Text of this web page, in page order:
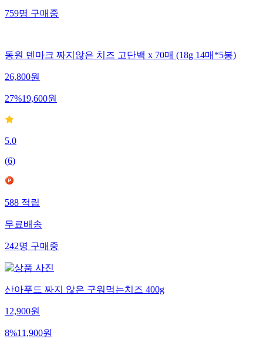
759명구매중
동원 덴마크 짜지않은 치즈 고단백 x 70매 (18g 14매*5봉)
26,800원
27%19,600원
5.0
(6)
588적립
무료배송
242명구매중
산아푸드 짜지 않은 구워먹는치즈 400g
12,900원
8%11,900원